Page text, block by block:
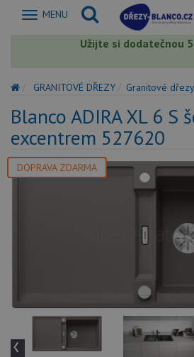
Zobrazit
MENU
Užijte si dodatečnou
GRANITOVÉ DŘEZY Granitové
Blanco ADIRA XL 6 S
excentrem 527620
DOPRAVA ZDARMA
‹